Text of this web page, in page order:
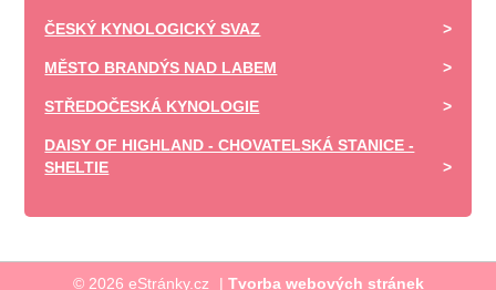
ČESKÝ KYNOLOGICKÝ SVAZ
MĚSTO BRANDÝS NAD LABEM
STŘEDOČESKÁ KYNOLOGIE
DAISY OF HIGHLAND - CHOVATELSKÁ STANICE -
SHELTIE
© 2026 eStránky.cz | Tvorba webových stránek